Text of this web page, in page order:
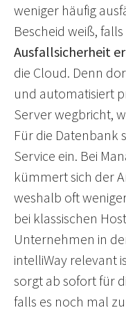
weniger häufig
Bescheid weiß,
Ausfallsicherheit
die Cloud. Denn
und automatisiert
Server wegbricht,
Für die Datenbank
Service ein. Bei
kümmert sich der
weshalb oft
bei klassischen
Unternehmen in
intelliWay relevant
sorgt ab sofort für
falls es noch mal